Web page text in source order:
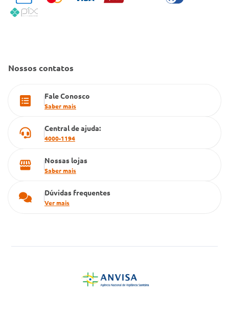
Código de Conduta
Política de Reembolso
Convênio Conlife
Cartão Grupo Conde
Nossos contatos
Fale Conosco
Saber mais
Central de ajuda:
4000-1194
Nossas lojas
Saber mais
Dúvidas frequentes
Ver mais